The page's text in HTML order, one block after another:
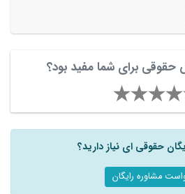
حقوقی برای شما مفید بود؟
حقوقی ای نیاز دارید؟
مشاوره رایگان